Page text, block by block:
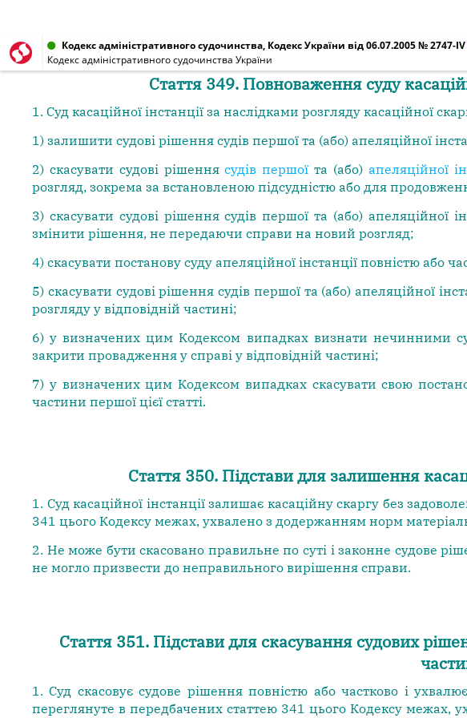
Кодекс адміністративного судочинства, Кодекс України від 06.07.2005 № 2747-IV
Кодекс адміністративного судочинства України